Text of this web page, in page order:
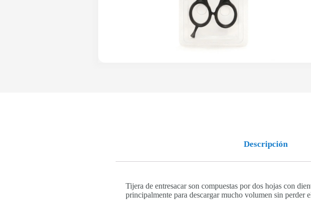
Descripción
Tijera de entresacar son compuestas por dos hojas con
principalmente para descargar mucho volumen sin perder